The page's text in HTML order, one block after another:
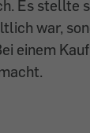
Es stellte
war,
einem